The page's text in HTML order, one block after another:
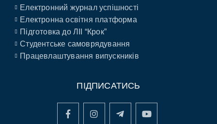
Електронний журнал успішності
Електронна освітня платформа
Підготовка до ЛІІ “Крок”
Студентське самоврядування
Працевлаштування випускників
ПІДПИСАТИСЬ